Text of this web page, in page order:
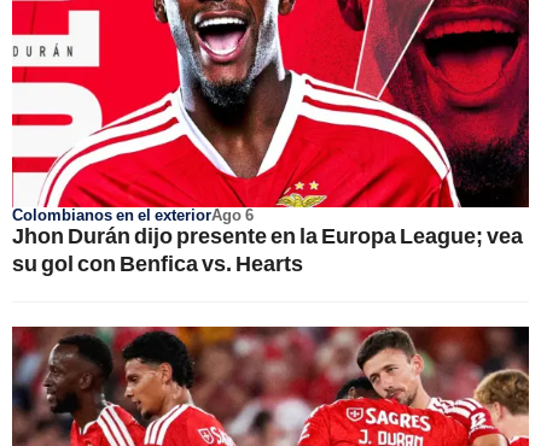
Colombianos en el exteriorAgo 6
Jhon Durán dijo presente en la Europa League; vea
su gol con Benfica vs. Hearts